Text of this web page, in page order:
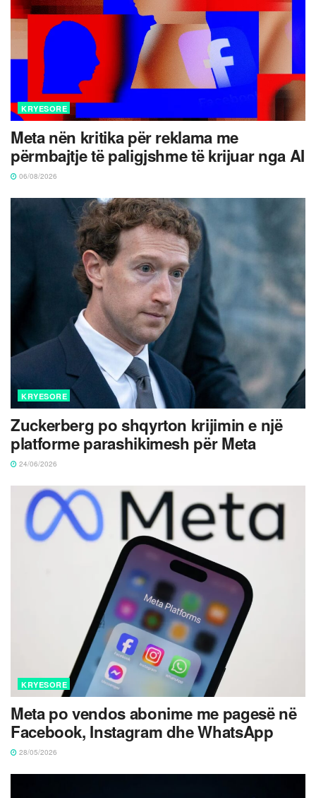
KRYESORE
Meta nën kritika për reklama me
përmbajtje të paligjshme të krijuar nga AI
06/08/2026
KRYESORE
Zuckerberg po shqyrton krijimin e një
platforme parashikimesh për Meta
24/06/2026
KRYESORE
Meta po vendos abonime me pagesë në
Facebook, Instagram dhe WhatsApp
28/05/2026